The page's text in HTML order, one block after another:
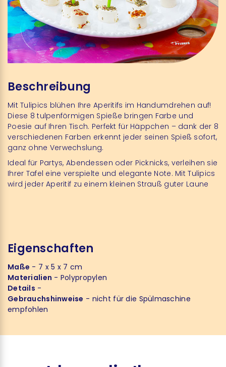
Beschreibung
Mit Tulipics blühen Ihre Aperitifs im Handumdrehen auf!
Diese 8 tulpenförmigen Spieße bringen Farbe und
Poesie auf Ihren Tisch. Perfekt für Häppchen – dank der 8
verschiedenen Farben erkennt jeder seinen Spieß sofort,
ganz ohne Verwechslung.
Ideal für Partys, Abendessen oder Picknicks, verleihen sie
Ihrer Tafel eine verspielte und elegante Note. Mit Tulipics
wird jeder Aperitif zu einem kleinen Strauß guter Laune
Eigenschaften
Maße - 7 x 5 x 7 cm
Materialien - Polypropylen
Details -
Gebrauchshinweise - nicht für die Spülmaschine
empfohlen